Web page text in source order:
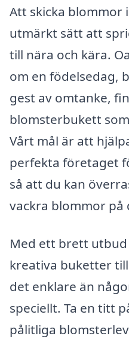
Att skicka blommor
utmärkt sätt att
till nära och kära.
om en födelsedag,
gest av omtanke,
blomsterbukett
Vårt mål är att
perfekta företaget
så att du kan
vackra blommor på
Med ett brett
kreativa buketter
det enklare än
speciellt. Ta en titt
pålitliga